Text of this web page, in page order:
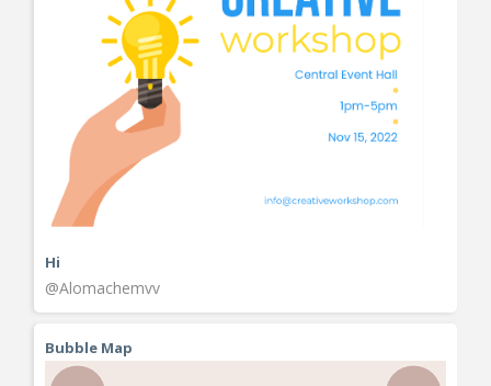
Hi
@Alomachemvv
Bubble Map